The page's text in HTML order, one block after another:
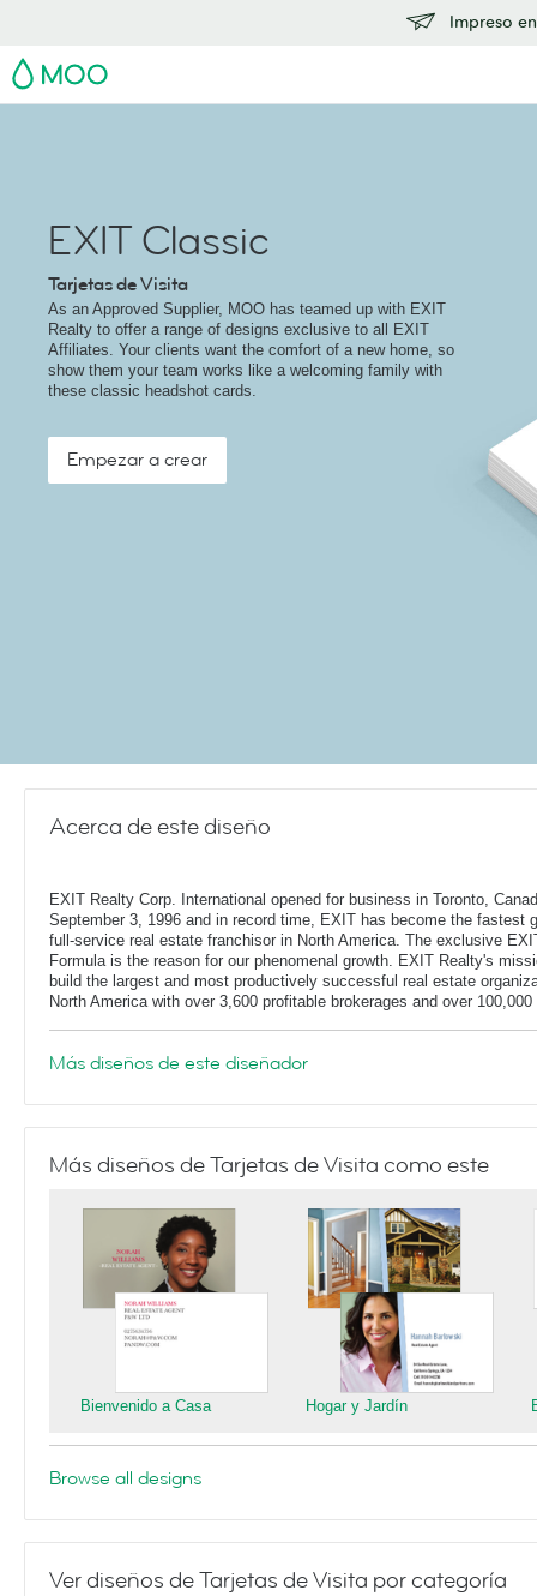
Impreso
MOO
EXIT Classic
Tarjetas de Visita
As an Approved Supplier, MOO has teamed up with EXIT
Realty to offer a range of designs exclusive to all EXIT
Affiliates. Your clients want the comfort of a new home, so
show them your team works like a welcoming family with
these classic headshot cards.
Empezar a crear
Acerca de este diseño
EXIT Realty Corp. International opened for business in Toronto,
September 3, 1996 and in record time, EXIT has become the fastest
full-service real estate franchisor in North America. The exclusive
Formula is the reason for our phenomenal growth. EXIT Realty's
build the largest and most productively successful real estate
North America with over 3,600 profitable brokerages and over
Más diseños de este diseñador
Más diseños de Tarjetas de Visita como este
Bienvenido a Casa Hogar y Jardín
Browse all designs
Ver diseños de Tarjetas de Visita por categoría